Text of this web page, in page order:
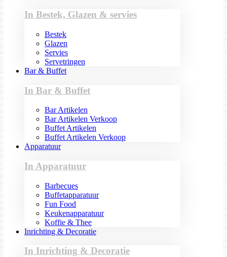
In Bestek, Glazen & servies
Bestek
Glazen
Servies
Servetringen
Bar & Buffet
In Bar & Buffet
Bar Artikelen
Bar Artikelen Verkoop
Buffet Artikelen
Buffet Artikelen Verkoop
Apparatuur
In Apparatuur
Barbecues
Buffetapparatuur
Fun Food
Keukenapparatuur
Koffie & Thee
Inrichting & Decoratie
In Inrichting & Decoratie